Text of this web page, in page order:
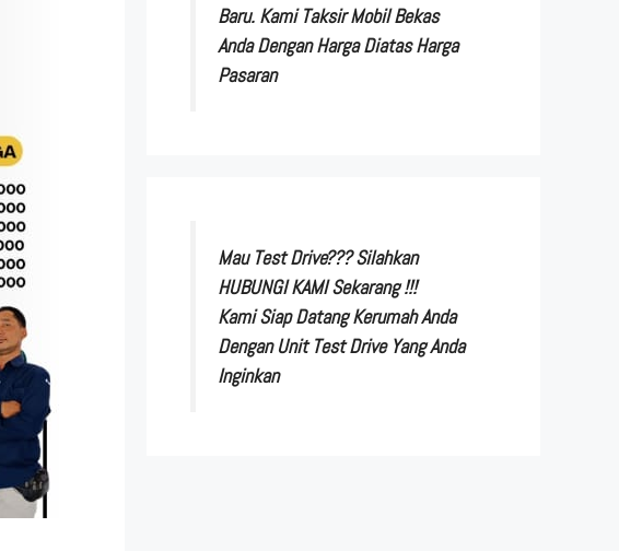
Baru. Kami Taksir Mobil Bekas
Anda Dengan Harga Diatas Harga
Pasaran
Mau Test Drive??? Silahkan
HUBUNGI KAMI Sekarang !!!
Kami Siap Datang Kerumah Anda
Dengan Unit Test Drive Yang Anda
Inginkan